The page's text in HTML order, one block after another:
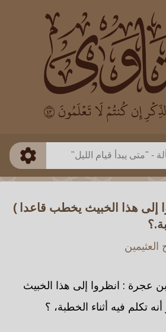
بن العثيمين
طريقة البحث
ذكي
إلى هذا الخبيث يخطب قاعدا )
عجرة : انظروا إلى هذا الخبيث
تكلم فيه أثناء الخطبة، ؟